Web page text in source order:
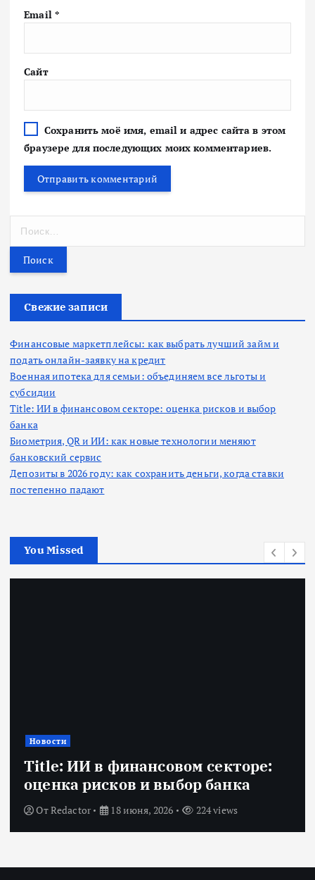
Email *
Сайт
Сохранить моё имя, email и адрес сайта в этом
браузере для последующих моих комментариев.
т
Свежие записи
Финансовые маркетплейсы: как выбрать лучший займ и
подать онлайн-заявку на кредит
Военная ипотека для семьи: объединяем все льготы и
субсидии
Title: ИИ в финансовом секторе: оценка рисков и выбор
банка
Биометрия, QR и ИИ: как новые технологии меняют
банковский сервис
Депозиты в 2026 году: как сохранить деньги, когда ставки
постепенно падают
You Missed
Новости
Title: ИИ в финансовом секторе:
оценка рисков и выбор банка
ОтRedactor 18 июня, 2026 224 views